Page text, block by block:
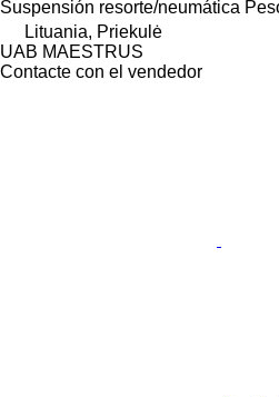
Suspensión resorte/neumática
Lituania, Priekulė
UAB MAESTRUS
Contacte con el vendedor